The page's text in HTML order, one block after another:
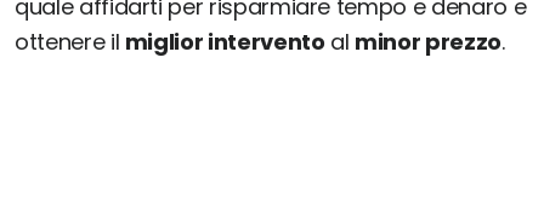
quale affidarti per risparmiare tempo e denaro e
ottenere il miglior intervento al minor prezzo.